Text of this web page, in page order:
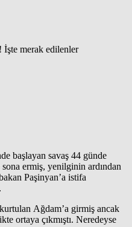
başlayan savaş 44 günde
ermiş, yenilginin ardından
Paşinyan’a istifa
Ağdam’a girmiş ancak
ortaya çıkmıştı. Neredeyse